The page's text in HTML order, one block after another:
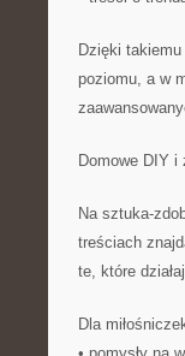
Dzięki
poziomu, a w
Domowe DIY i
Na sztuka-
treściach
te, które
Dla